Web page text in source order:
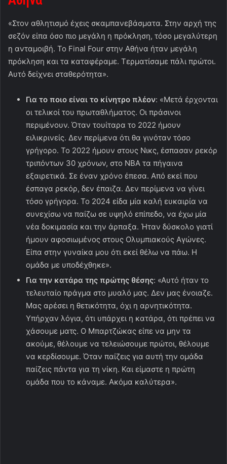
«Στον αθλητισμό έχεις σκαμπανεβάσματα. Στην αρχή της
σεζόν είπα όσο πιο μεγάλη η πρόκληση, τόσο μεγαλύτερη
η ανταμοιβή. Το Final Four στην Αθήνα ήταν μεγάλη
πρόκληση και τα καταφέραμε. Τερματίσαμε πάλι πρώτοι.
Αυτό δείχνει σταθερότητα».
Για το ποιο είναι το κίνητρο πλέον: «Μετά έρχονται
οι τελικοί του πρωταθλήματος. Οι πράσινοι
περιμένουν. Όταν τουίταρα το 2022 ήμουν
ειλικρινείς. Δεν περίμενα ότι θα γινόταν τόσο
γρήγορο. Το 2022 ήμουν στους Νικς, έσπασαν ρεκόρ
τριπόντων 30 χρόνων, στο ΝΒΑ τα πήγαινα
εξαιρετικά. Σε έναν χρόνο έπεσα. Από εκεί που
έσπαγα ρεκόρ, δεν έπαιζα. Δεν περίμενα να γίνει
τόσο γρήγορα. Το 2024 είδα μία καλή ευκαιρία να
συνεχίσω να παίζω σε υψηλό επίπεδο, να έχω μία
νέα δοκιμασία και την άρπαξα. Ήταν δύσκολο γιατί
ήμουν αφοσιωμένος στους Ολυμπιακούς Αγώνες.
Είπα στην γυναίκα μου ότι εκεί θέλω να πάω. Η
ομάδα με υποδέχθηκε».
Για την κατάρα της πρώτης θέσης: «Αυτό ήταν το
τελευταίο πράγμα στο μυαλό μας. Δεν μας ένοιαζε.
Μας αρέσει η θετικότητα, όχι η αρνητικότητα.
Υπήρχαν λόγια, ότι υπάρχει η κατάρα, ότι πρέπει να
χάσουμε ματς. Ο Μπαρτζώκας είπε να μην τα
ακούμε, θέλουμε να τελειώσουμε πρώτοι, θέλουμε
να κερδίσουμε. Όταν παίζεις για αυτή την ομάδα
παίζεις πάντα για τη νίκη. Και είμαστε η πρώτη
ομάδα που το κάναμε. Ακόμα καλύτερα».